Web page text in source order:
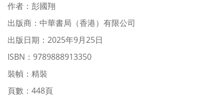
作者 ： 彭國翔
出版商：中華書局（香港）有限公司
出版日期：2025年9月25日
ISBN：9789888913350
裝幀：精裝
頁數：448頁